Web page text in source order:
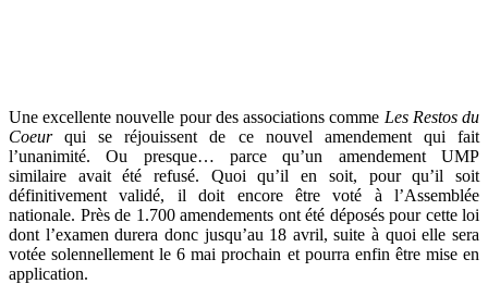
Une excellente nouvelle pour des associations comme Les Restos du
Coeurqui se réjouissent de ce nouvel amendement qui fait
l’unanimité. Ou presque… parce qu’un amendement UMP
similaire avait été refusé. Quoi qu’il en soit, pour qu’il soit
définitivement validé, il doit encore être voté à l’Assemblée
nationale. Près de 1.700 amendements ont été déposés pour cette loi
dont l’examen durera donc jusqu’au 18 avril, suite à quoi elle sera
votée solennellement le 6 mai prochain et pourra enfin être mise en
application.